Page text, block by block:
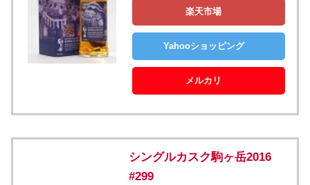
楽天市場
Yahooショッピング
メルカリ
シングルカスク駒ヶ岳2016
#299